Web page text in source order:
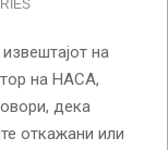
на
на НАСА,
дека
откажани или